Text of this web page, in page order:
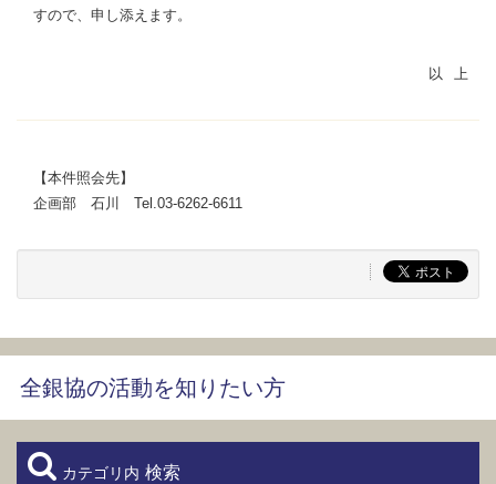
すので、申し添えます。
【本件照会先】
企画部 石川 Tel.03-6262-6611
全銀協の活動を知りたい方
カテゴリ内 検索